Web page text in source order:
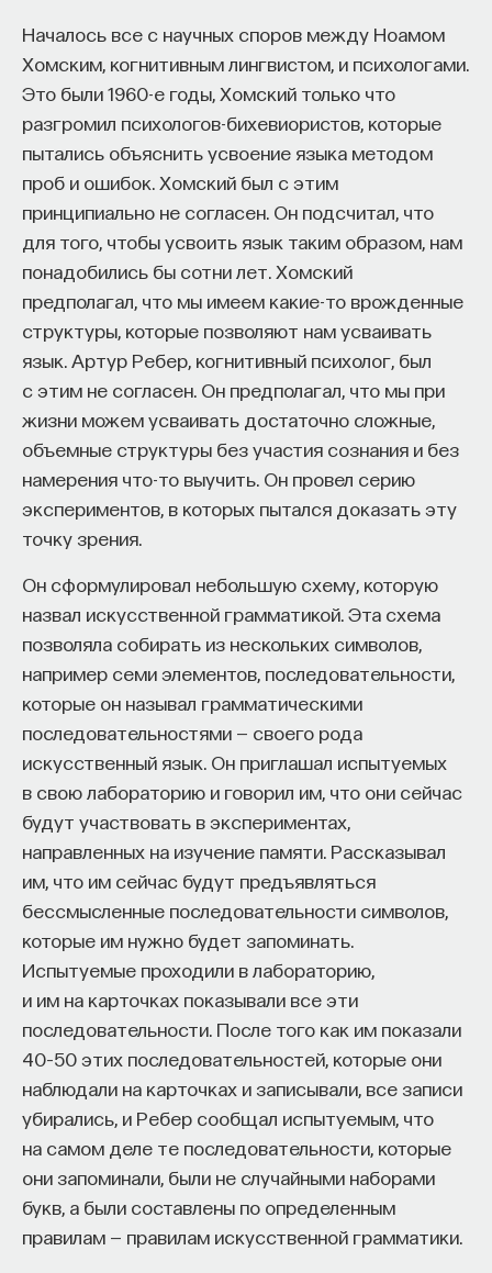
Началось все с научных споров между Ноамом
Хомским, когнитивным лингвистом, и психологами.
Это были 1960-е годы, Хомский только что
разгромил психологов-бихевиористов, которые
пытались объяснить усвоение языка методом
проб и ошибок. Хомский был с этим
принципиально не согласен. Он подсчитал, что
для того, чтобы усвоить язык таким образом, нам
понадобились бы сотни лет. Хомский
предполагал, что мы имеем какие-то врожденные
структуры, которые позволяют нам усваивать
язык. Артур Ребер, когнитивный психолог, был
с этим не согласен. Он предполагал, что мы при
жизни можем усваивать достаточно сложные,
объемные структуры без участия сознания и без
намерения что-то выучить. Он провел серию
экспериментов, в которых пытался доказать эту
точку зрения.
Он сформулировал небольшую схему, которую
назвал искусственной грамматикой. Эта схема
позволяла собирать из нескольких символов,
например семи элементов, последовательности,
которые он называл грамматическими
последовательностями — своего рода
искусственный язык. Он приглашал испытуемых
в свою лабораторию и говорил им, что они сейчас
будут участвовать в экспериментах,
направленных на изучение памяти. Рассказывал
им, что им сейчас будут предъявляться
бессмысленные последовательности символов,
которые им нужно будет запоминать.
Испытуемые проходили в лабораторию,
и им на карточках показывали все эти
последовательности. После того как им показали
40–50 этих последовательностей, которые они
наблюдали на карточках и записывали, все записи
убирались, и Ребер сообщал испытуемым, что
на самом деле те последовательности, которые
они запоминали, были не случайными наборами
букв, а были составлены по определенным
правилам — правилам искусственной грамматики.
подтвердило масштаб: более60%слушателей
проекта имеют STEM-образование, при этом32%
заинтересованы в работе в инновационных
компаниях, но не знают, с чего начать.
Специалисты сталкиваются с тремя ключевыми
Недостаток информации о глобальных
индустриях и карьерных возможностях
мешает поиску подходящих ваканси; ​
Непрозрачные механизмы в инновационных
компаниях усложняют процесс
трудоустройства​;
Стереотипы не позволяют эффективно
конкурировать на международном рынке​.
Что такое Naukka Talents
сервис, а комплексная платформа поддержки
специалистов на пути к карьере в глобальных
инновационных индустриях. Сервис помогает
преодолеть существующие барьеры через
обучение, карьерное сопровождение и прямые
связи с компаниями, заинтересованными
ввысококвалифицированныхкадрах.​
Сервис создан для всех, кто хочет найти свой
путь в инновационных индустриях:
Учёных, инженеров и исследователей
с опытом работы в научной сфере;
Специалистов с STEM-образованием,
желающих сменить сферу деятельности;
Тех, кто пока не имеет достаточного опыта
работы в индустрии, но стремится развивать
необходимые навыки.
Для уже готовых специалистов достаточно
оставить информацию о себе: образование, опыт
работы, навыки, интересы и владение
иностранными языками. КомандаNaukka Talents
будет искать, где эти навыки могут быть